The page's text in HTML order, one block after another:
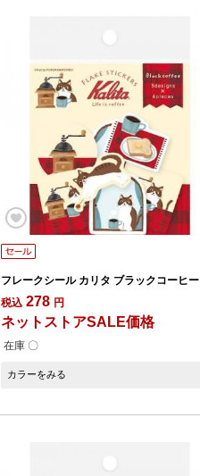
フレークシール カリタ ブラックコーヒー
税込 278 円
ネットストアSALE価格
在庫 〇
カラーをみる